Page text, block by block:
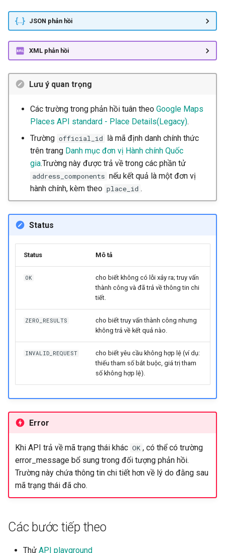
JSON phản hồi
XML phản hồi
Lưu ý quan trọng
Các trường trong phản hồi tuân theo Google Maps
Places API standard - Place Details(Legacy).
Trường official_id là mã định danh chính thức
trên trang Danh mục đơn vị Hành chính Quốc
gia.Trường này được trả về trong các phần tử
address_components nếu kết quả là một đơn vị
hành chính, kèm theo place_id .
Status
Status Mô tả
OK
cho biết không có lỗi xảy ra; truy vấn
thành công và đã trả về thông tin chi
tiết.
ZERO_RESULTS
cho biết truy vấn thành công nhưng
không trả về kết quả nào.
INVALID_REQUEST
cho biết yêu cầu không hợp lệ (ví dụ:
thiếu tham số bắt buộc, giá trị tham
số không hợp lệ).
Error
Khi API trả về mã trạng thái khác OK , có thể có trường
error_message bổ sung trong đối tượng phản hồi.
Trường này chứa thông tin chi tiết hơn về lý do đằng sau
mã trạng thái đã cho.
Các bước tiếp theo
Thử API playground